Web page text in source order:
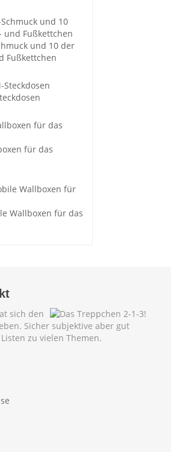
und 10 der
Fußkettchen
für das
Wallboxen für das
sich den
Sicher subjektive aber gut
zu vielen Themen.